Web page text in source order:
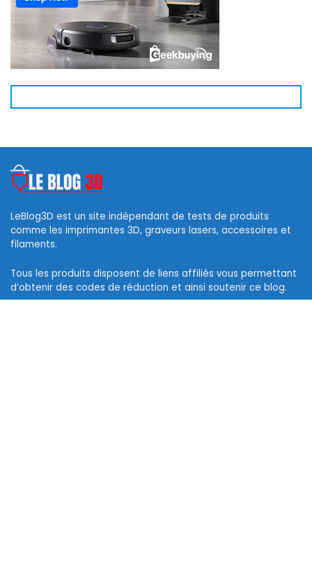
LeBlog3D est un site indépendant de tests de produits
comme les imprimantes 3D, graveurs lasers, accessoires et
filaments.
Tous les produits disposent de liens affiliés vous permettant
d’obtenir des codes de réduction et ainsi soutenir ce blog.